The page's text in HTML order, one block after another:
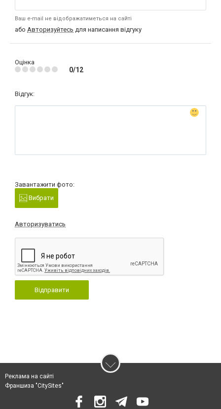
Ваш e-mail не відображатиметься на сайті
або Авторизуйтесь для написання відгуку
Оцінка
0/12
Відгук:
Завантажити фото:
Вибрати
Авторизуватись
Відправити
Реклама на сайті
Франшиза "CitySites"